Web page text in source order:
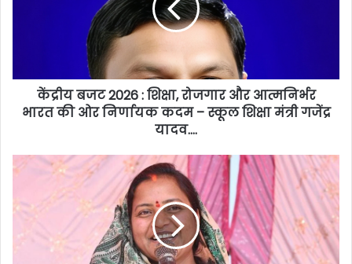
केंद्रीय बजट 2026 : शिक्षा, रोजगार और आत्मनिर्भर
भारत की ओर निर्णायक कदम – स्कूल शिक्षा मंत्री गजेंद्र
यादव….